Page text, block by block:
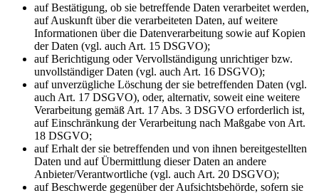
auf Bestätigung, ob sie betreffende Daten verarbeitet werden,
auf Auskunft über die verarbeiteten Daten, auf weitere
Informationen über die Datenverarbeitung sowie auf Kopien
der Daten (vgl. auch Art. 15 DSGVO);
auf Berichtigung oder Vervollständigung unrichtiger bzw.
unvollständiger Daten (vgl. auch Art. 16 DSGVO);
auf unverzügliche Löschung der sie betreffenden Daten (vgl.
auch Art. 17 DSGVO), oder, alternativ, soweit eine weitere
Verarbeitung gemäß Art. 17 Abs. 3 DSGVO erforderlich ist,
auf Einschränkung der Verarbeitung nach Maßgabe von Art.
18 DSGVO;
auf Erhalt der sie betreffenden und von ihnen bereitgestellten
Daten und auf Übermittlung dieser Daten an andere
Anbieter/Verantwortliche (vgl. auch Art. 20 DSGVO);
auf Beschwerde gegenüber der Aufsichtsbehörde, sofern sie